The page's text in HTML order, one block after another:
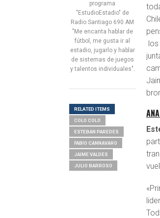
programa
"EstudioEstadio" de
Radio Santiago 690 AM
"Me encanta hablar de
fútbol, me gusta ir al
estadio, jugarlo y hablar
de sistemas de juegos
y talentos individuales".
RELATED ITEMS
COLO COLO
ESTEBAN PAREDES
FABIO CANNAVARO
JAIME VALDES
JULIO BARROSO